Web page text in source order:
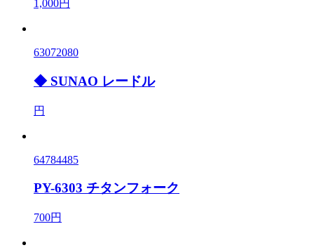
1,000円
63072080
◆ SUNAO レードル
円
64784485
PY-6303 チタンフォーク
700円